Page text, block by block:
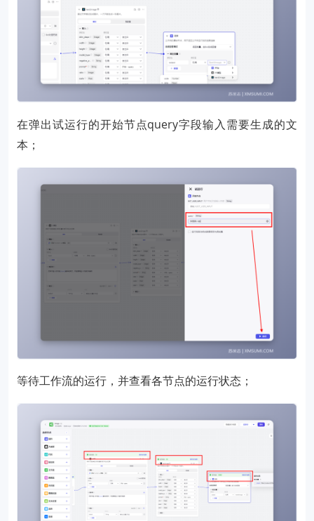
在弹出试运行的开始节点query字段输入需要生成的文
本；
等待工作流的运行，并查看各节点的运行状态；